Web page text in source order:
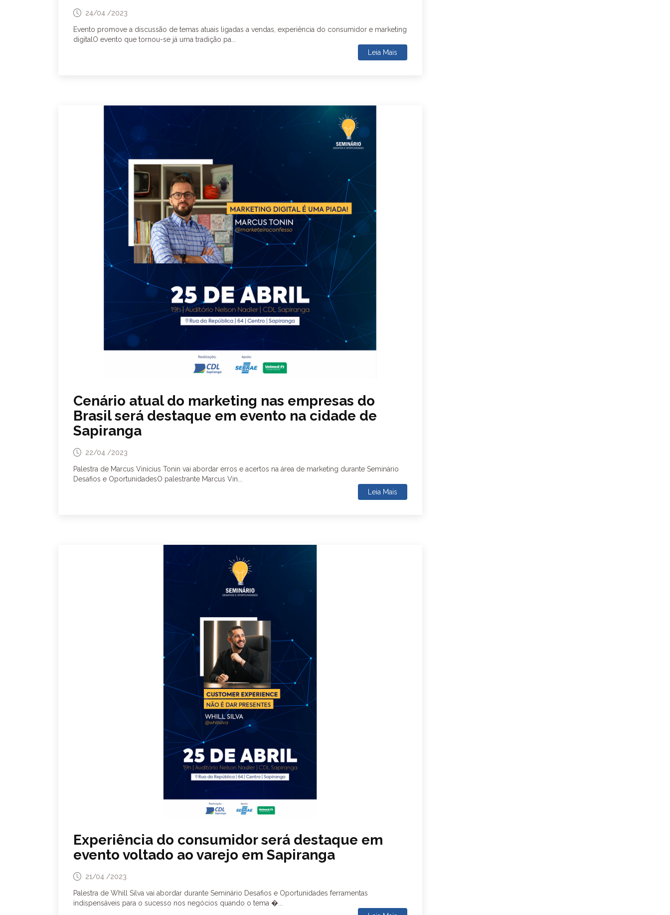
24/04 /2023
Evento promove a discussão de temas atuais ligadas a vendas, experiência do consumidor e marketing
digitalO evento que tornou-se já uma tradição pa...
Leia Mais
Cenário atual do marketing nas empresas do
Brasil será destaque em evento na cidade de
Sapiranga
22/04 /2023
Palestra de Marcus Vinícius Tonin vai abordar erros e acertos na área de marketing durante Seminário
Desafios e OportunidadesO palestrante Marcus Vin...
Leia Mais
Experiência do consumidor será destaque em
evento voltado ao varejo em Sapiranga
21/04 /2023
Palestra de Whill Silva vai abordar durante Seminário Desafios e Oportunidades ferramentas
indispensáveis para o sucesso nos negócios quando o tema �...